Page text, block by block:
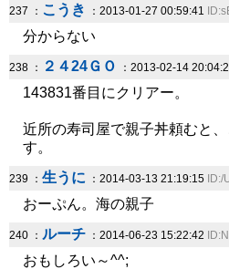
237 ： こうき ：2013-01-27 00:59:41
分からない
238 ： ２４24ＧＯ ：2013-02-14
143831番目にクリアー。
近所の寿司屋で親子丼頼むと
す。
239 ： 生うに ：2014-03-13 21:19:15
おーぷん。海の親子
240 ： ルーチ ：2014-06-23 15:22:42
おもしろい～^^;